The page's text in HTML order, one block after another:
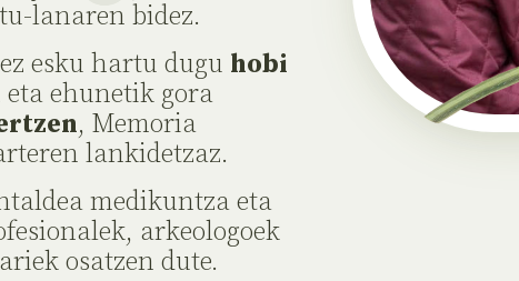
lanaren bidez.
esku hartu dugu hobi
eta ehunetik gora
, Memoria
lankidetzaz.
medikuntza eta
arkeologoek
osatzen dute.